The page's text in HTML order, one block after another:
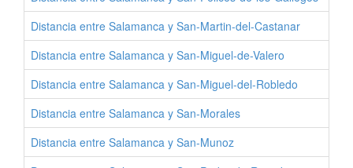
Distancia entre Salamanca y San-Martin-del-Castanar
Distancia entre Salamanca y San-Miguel-de-Valero
Distancia entre Salamanca y San-Miguel-del-Robledo
Distancia entre Salamanca y San-Morales
Distancia entre Salamanca y San-Munoz